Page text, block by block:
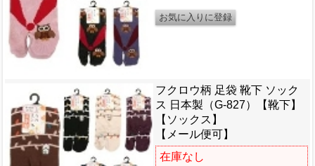
フクロウ柄 足袋 靴下 ソック
ス 日本製（G-827）【靴下】
【ソックス】
【メール便可】
在庫なし